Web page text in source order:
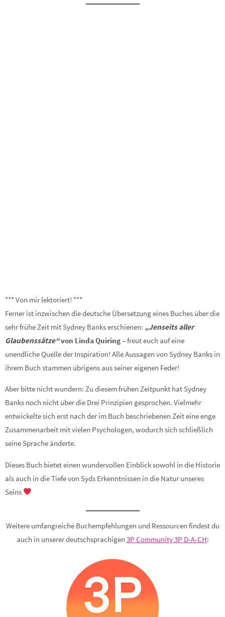
*** Von mir lektoriert! ***
Ferner ist inzwischen die deutsche Übersetzung eines Buches über die
sehr frühe Zeit mit Sydney Banks erschienen: „Jenseits aller
Glaubenssätze“von Linda Quiring– freut euch auf eine
unendliche Quelle der Inspiration! Alle Aussagen von Sydney Banks in
ihrem Buch stammen übrigens aus seiner eigenen Feder!
Aber bitte nicht wundern: Zu diesem frühen Zeitpunkt hat Sydney
Banks noch nicht über die Drei Prinzipien gesprochen. Vielmehr
entwickelte sich erst nach der im Buch beschriebenen Zeit eine enge
Zusammenarbeit mit vielen Psychologen, wodurch sich schließlich
seine Sprache änderte.
Dieses Buch bietet einen wundervollen Einblick sowohl in die Historie
als auch in die Tiefe von Syds Erkenntnissen in die Natur unseres
Seins
Weitere umfangreiche Buchempfehlungen und Ressourcen findest du
auch in unserer deutschsprachigen 3P Community 3P D-A-CH: